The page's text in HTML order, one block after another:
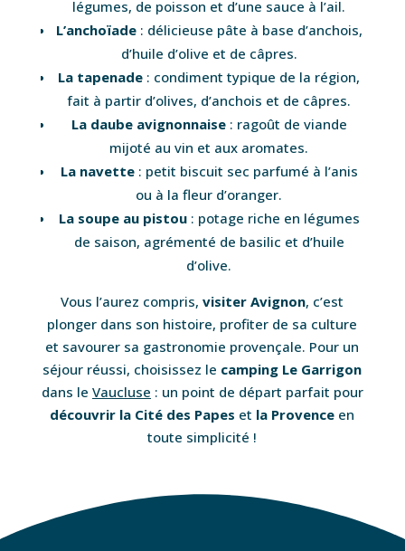
légumes, de poisson et d’une sauce à l’ail.
L’anchoïade: délicieuse pâte à base d’anchois,
d’huile d’olive et de câpres.
La tapenade : condiment typique de la région,
fait à partir d’olives, d’anchois et de câpres.
La daube avignonnaise: ragoût de viande
mijoté au vin et aux aromates.
La navette: petit biscuit sec parfumé à l’anis
ou à la fleur d’oranger.
La soupe au pistou: potage riche en légumes
de saison, agrémenté de basilic et d’huile
d’olive.
Vous l’aurez compris,visiter Avignon, c’est
plonger dans son histoire, profiter de sa culture
et savourer sa gastronomie provençale. Pour un
séjour réussi, choisissez le camping Le Garrigon
dans le Vaucluse : un point de départ parfait pour
découvrir la Cité des Papes et la Provence en
toute simplicité !